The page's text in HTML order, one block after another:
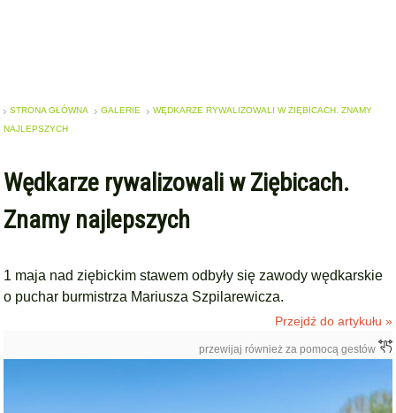
STRONA GŁÓWNA GALERIE
WĘDKARZE RYWALIZOWALI W ZIĘBICACH. ZNAMY
NAJLEPSZYCH
Wędkarze rywalizowali w Ziębicach.
Znamy najlepszych
1 maja nad ziębickim stawem odbyły się zawody wędkarskie
o puchar burmistrza Mariusza Szpilarewicza.
Przejdź do artykułu »
przewijaj również za pomocą gestów